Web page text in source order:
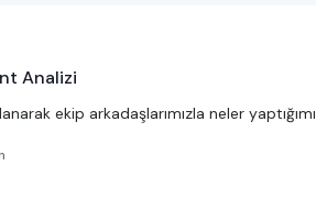
Analizi
ekip arkadaşlarımızla neler